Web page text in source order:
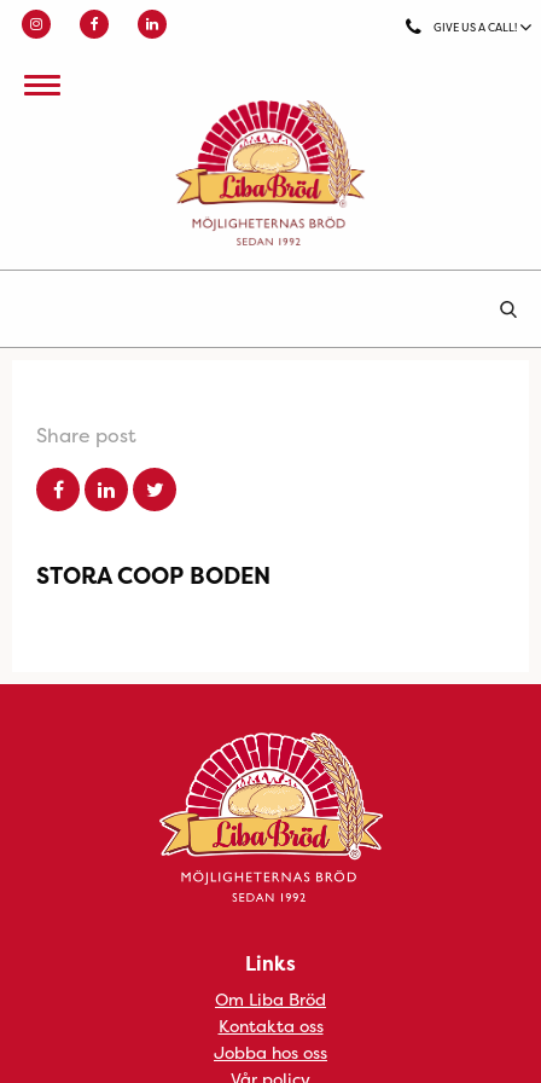
GIVE US A CALL!
Share post
STORA COOP BODEN
Links
Om Liba Bröd
Kontakta oss
Jobba hos oss